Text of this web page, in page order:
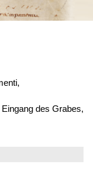
des Grabes,